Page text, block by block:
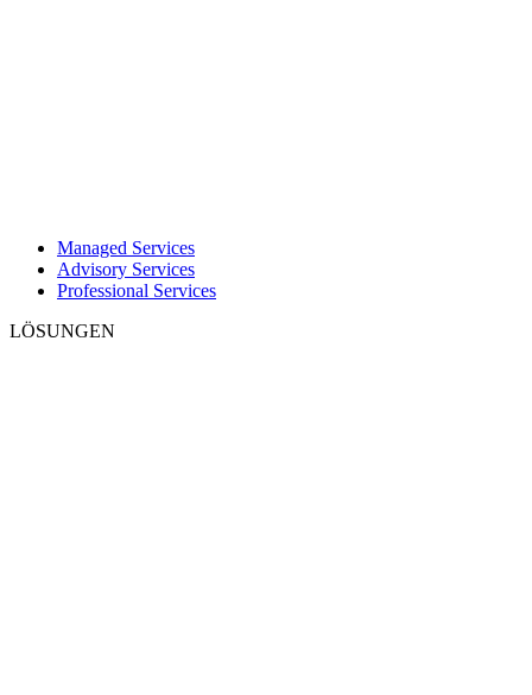
Managed Services
Advisory Services
Professional Services
LÖSUNGEN